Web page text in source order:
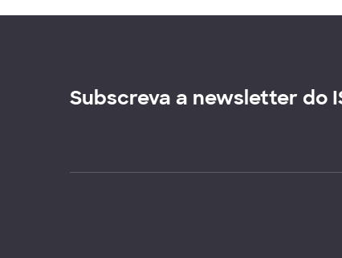
Subscreva a newsletter do